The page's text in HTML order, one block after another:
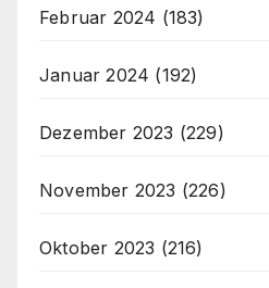
Februar 2024 (183)
Januar 2024 (192)
Dezember 2023 (229)
November 2023 (226)
Oktober 2023 (216)